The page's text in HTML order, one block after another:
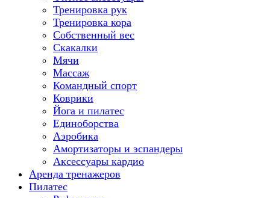
Тренировка рук
Тренировка кора
Собственный вес
Скакалки
Мячи
Массаж
Командный спорт
Коврики
Йога и пилатес
Единоборства
Аэробика
Амортизаторы и эспандеры
Аксессуары кардио
Аренда тренажеров
Пилатес